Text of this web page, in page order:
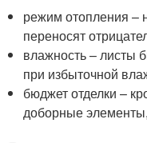
режим отопления –
переносят
влажность – листы
при избыточной
бюджет отделки –
доборные